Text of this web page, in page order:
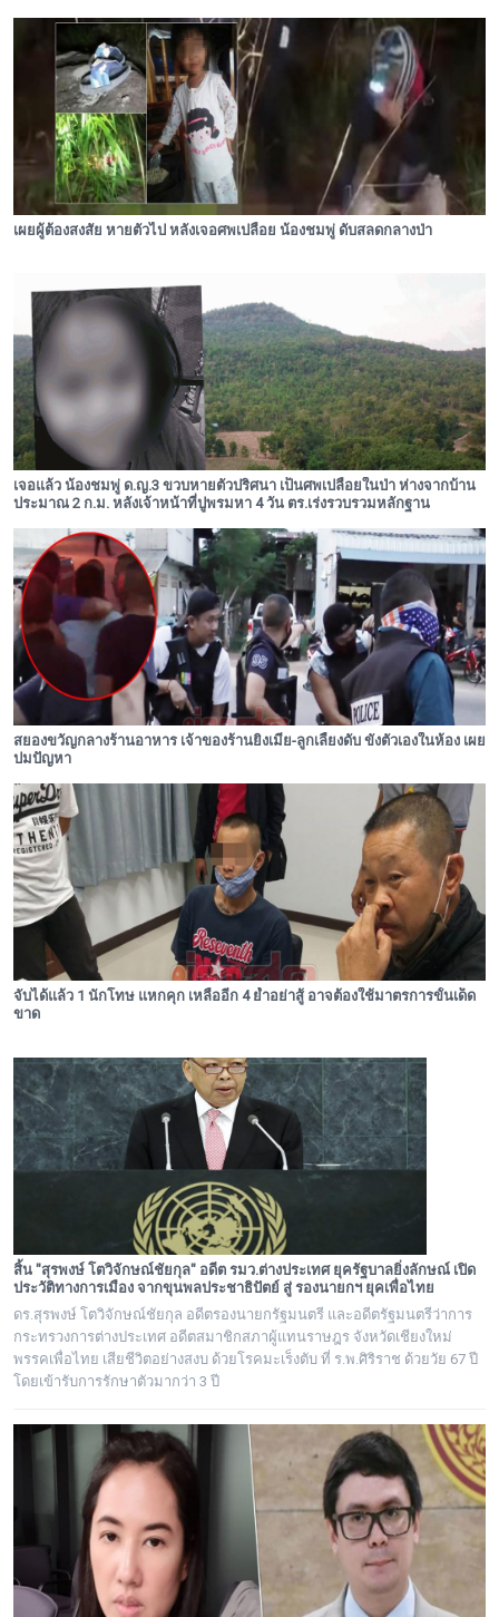
เผยผู้ต้องสงสัย หายตัวไป หลังเจอศพเปลือย น้องชมพู่ ดับสลดกลางป่า
เจอแล้ว น้องชมพู่ ด.ญ.3 ขวบหายตัวปริศนา เป็นศพเปลือยในป่า ห่างจากบ้าน
ประมาณ 2 ก.ม. หลังเจ้าหน้าที่ปูพรมหา 4 วัน ตร.เร่งรวบรวมหลักฐาน
สยองขวัญกลางร้านอาหาร เจ้าของร้านยิงเมีย-ลูกเลี้ยงดับ ขังตัวเองในห้อง เผย
ปมปัญหา
จับได้แล้ว 1 นักโทษ แหกคุก เหลืออีก 4 ย้ำอย่าสู้ อาจต้องใช้มาตรการขั้นเด็ด
ขาด
สิ้น "สุรพงษ์ โตวิจักษณ์ชัยกุล" อดีต รมว.ต่างประเทศ ยุครัฐบาลยิ่งลักษณ์ เปิด
ประวัติทางการเมือง จากขุนพลประชาธิปัตย์ สู่ รองนายกฯ ยุคเพื่อไทย
ดร.สุรพงษ์ โตวิจักษณ์ชัยกุล อดีตรองนายกรัฐมนตรี และอดีตรัฐมนตรีว่าการ
กระทรวงการต่างประเทศ อดีตสมาชิกสภาผู้แทนราษฎร จังหวัดเชียงใหม่
พรรคเพื่อไทย เสียชีวิตอย่างสงบ ด้วยโรคมะเร็งตับ ที่ ร.พ.ศิริราช ด้วยวัย 67 ปี
โดยเข้ารับการรักษาตัวมากว่า 3 ปี